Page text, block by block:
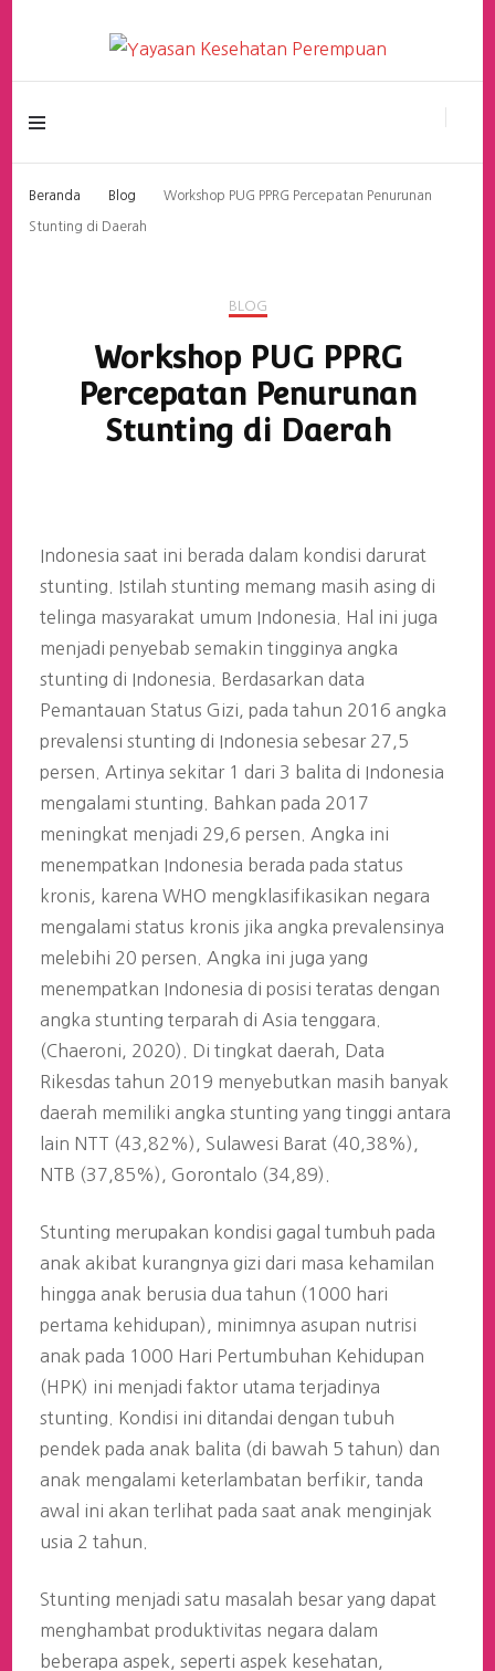
Yayasan Kesehatan
Perempuan
Beranda Blog Workshop PUG PPRG Percepatan Penurunan
Stunting di Daerah
BLOG
Workshop PUG PPRG
Percepatan Penurunan
Stunting di Daerah
Indonesia saat ini berada dalam kondisi darurat
stunting. Istilah stunting memang masih asing di
telinga masyarakat umum Indonesia. Hal ini juga
menjadi penyebab semakin tingginya angka
stunting di Indonesia. Berdasarkan data
Pemantauan Status Gizi, pada tahun 2016 angka
prevalensi stunting di Indonesia sebesar 27,5
persen. Artinya sekitar 1 dari 3 balita di Indonesia
mengalami stunting. Bahkan pada 2017
meningkat menjadi 29,6 persen. Angka ini
menempatkan Indonesia berada pada status
kronis, karena WHO mengklasifikasikan negara
mengalami status kronis jika angka prevalensinya
melebihi 20 persen. Angka ini juga yang
menempatkan Indonesia di posisi teratas dengan
angka stunting terparah di Asia tenggara.
(Chaeroni, 2020). Di tingkat daerah, Data
Rikesdas tahun 2019 menyebutkan masih banyak
daerah memiliki angka stunting yang tinggi antara
lain NTT (43,82%), Sulawesi Barat (40,38%),
NTB (37,85%), Gorontalo (34,89).
Stunting merupakan kondisi gagal tumbuh pada
anak akibat kurangnya gizi dari masa kehamilan
hingga anak berusia dua tahun (1000 hari
pertama kehidupan), minimnya asupan nutrisi
anak pada 1000 Hari Pertumbuhan Kehidupan
(HPK) ini menjadi faktor utama terjadinya
stunting. Kondisi ini ditandai dengan tubuh
pendek pada anak balita (di bawah 5 tahun) dan
anak mengalami keterlambatan berfikir, tanda
awal ini akan terlihat pada saat anak menginjak
usia 2 tahun.
Stunting menjadi satu masalah besar yang dapat
menghambat produktivitas negara dalam
beberapa aspek, seperti aspek kesehatan,